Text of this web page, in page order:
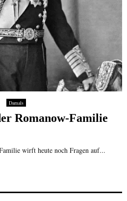
Damals
Romanow-Familie
wirft heute noch Fragen auf...